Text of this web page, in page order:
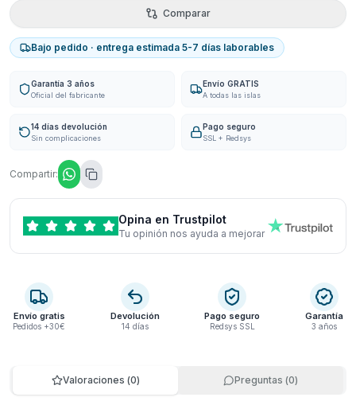
Comparar
Bajo pedido · entrega estimada 5-7 días laborables
Garantía 3 años
Oficial del fabricante
Envío GRATIS
A todas las islas
14 días devolución
Sin complicaciones
Pago seguro
SSL + Redsys
Compartir:
Opina en Trustpilot
Tu opinión nos ayuda a mejorar
Envío gratis
Pedidos +30€
Devolución
14 días
Pago seguro
Redsys SSL
Garantía
3 años
Valoraciones (0) Preguntas (0)